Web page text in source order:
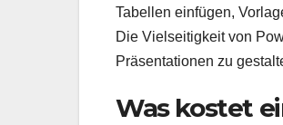
Tabellen einfügen,
Die Vielseitigkeit von
Präsentationen zu
Was kostet